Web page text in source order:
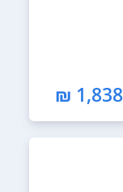
1,838 ₪